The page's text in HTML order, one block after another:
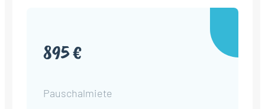
895 €
Pauschalmiete